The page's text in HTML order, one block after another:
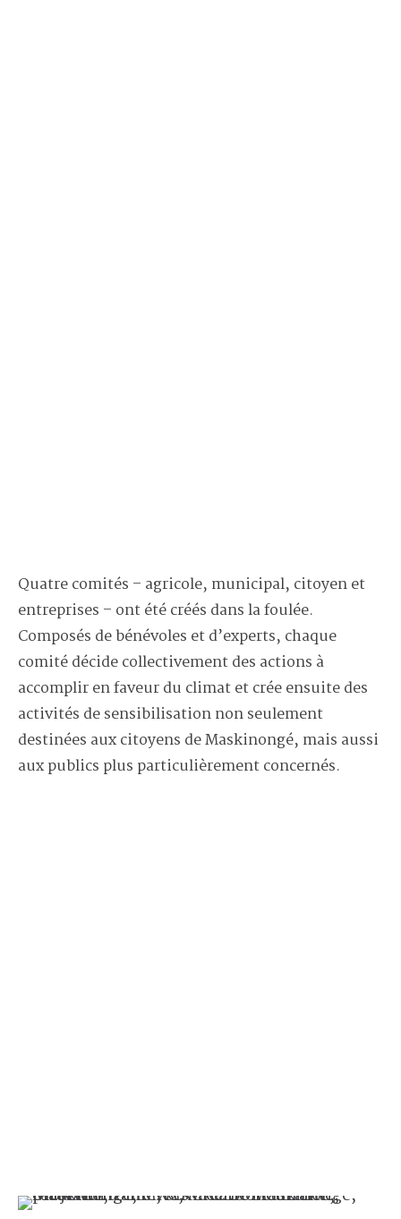
Quatre comités – agricole, municipal, citoyen et
entreprises – ont été créés dans la foulée.
Composés de bénévoles et d’experts, chaque
comité décide collectivement des actions à
accomplir en faveur du climat et crée ensuite des
activités de sensibilisation non seulement
destinées aux citoyens de Maskinongé, mais aussi
aux publics plus particulièrement concernés.